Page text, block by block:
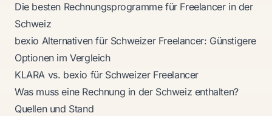
Die besten Rechnungsprogramme für Freelancer in der
Schweiz
bexio Alternativen für Schweizer Freelancer: Günstigere
Optionen im Vergleich
KLARA vs. bexio für Schweizer Freelancer
Was muss eine Rechnung in der Schweiz enthalten?
Quellen und Stand